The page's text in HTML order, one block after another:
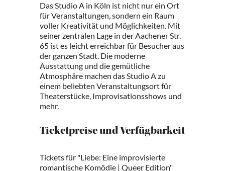
Das Studio A in Köln ist nicht nur ein Ort
für Veranstaltungen, sondern ein Raum
voller Kreativität und Möglichkeiten. Mit
seiner zentralen Lage in der Aachener Str.
65 ist es leicht erreichbar für Besucher aus
der ganzen Stadt. Die moderne
Ausstattung und die gemütliche
Atmosphäre machen das Studio A zu
einem beliebten Veranstaltungsort für
Theaterstücke, Improvisationsshows und
mehr.
Ticketpreise und Verfügbarkeit
Tickets für "Liebe: Eine improvisierte
romantische Komödie | Queer Edition"